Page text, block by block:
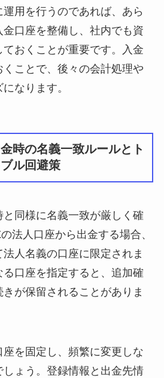
用を行うのであれば、あら
口座を整備し、社内でも資
おくことが重要です。入金
ことで、後々の会計処理や
なります。
時の名義一致ルールとト
ル回避策
同様に名義一致が厳しく確
法人口座から出金する場合、
人名義の口座に限定されま
口座を指定すると、追加確
が保留されることがありま
を固定し、頻繁に変更しな
ょう。登録情報と出金先情